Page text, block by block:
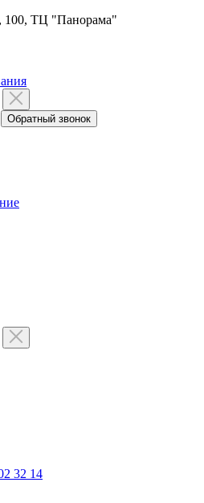
100, ТЦ "Панорама"
Обратный звонок
32 14